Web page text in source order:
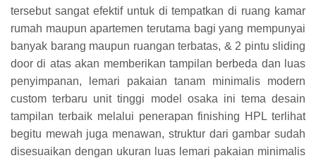
tersebut sangat efektif untuk di tempatkan di ruang kamar
rumah maupun apartemen terutama bagi yang mempunyai
banyak barang maupun ruangan terbatas, & 2 pintu sliding
door di atas akan memberikan tampilan berbeda dan luas
penyimpanan, lemari pakaian tanam minimalis modern
custom terbaru unit tinggi model osaka ini tema desain
tampilan terbaik melalui penerapan finishing HPL terlihat
begitu mewah juga menawan, struktur dari gambar sudah
disesuaikan dengan ukuran luas lemari pakaian minimalis